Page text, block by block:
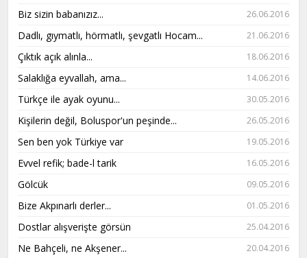
Biz sizin babanızız... 26.06.2016
Dadlı, gıymatlı, hörmatlı, şevgatlı Hocam... 21.06.2016
Çıktık açık alınla... 18.06.2016
Salaklığa eyvallah, ama... 14.06.2016
Türkçe ile ayak oyunu... 30.05.2016
Kişilerin değil, Boluspor'un peşinde... 26.05.2016
Sen ben yok Türkiye var 19.05.2016
Evvel refik; bade-l tarik 16.05.2016
Gölcük 09.05.2016
Bize Akpınarlı derler... 01.05.2016
Dostlar alışverişte görsün 25.04.2016
Ne Bahçeli, ne Akşener... 20.04.2016